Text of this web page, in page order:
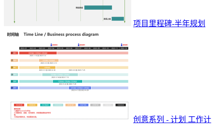
项目里程碑-半年规划
创意系列 - 计划 工作计